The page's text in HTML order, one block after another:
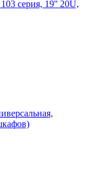
серия, 19'' 20U,